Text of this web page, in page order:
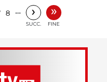
8 … ›
SUCC.
»
FINE